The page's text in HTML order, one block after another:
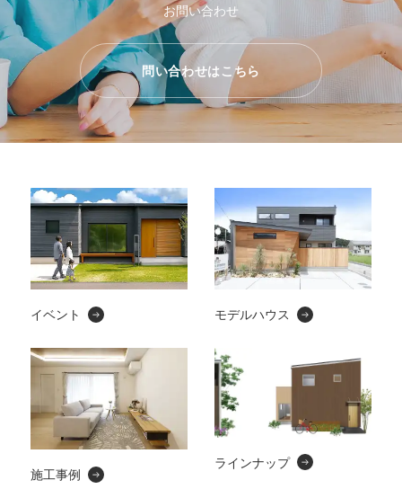
お問い合わせ
問い合わせはこちら
イベント モデルハウス
施工事例
ラインナップ